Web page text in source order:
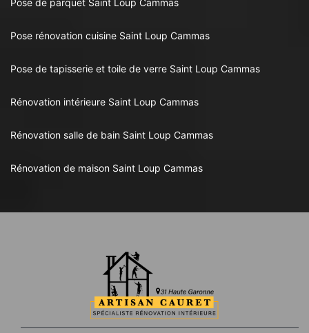
Pose de parquet Saint Loup Cammas
Pose rénovation cuisine Saint Loup Cammas
Pose de tapisserie et toile de verre Saint Loup Cammas
Rénovation intérieure Saint Loup Cammas
Rénovation salle de bain Saint Loup Cammas
Rénovation de maison Saint Loup Cammas